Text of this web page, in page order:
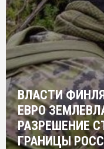
ВЛАСТИ
ЕВРО
РАЗРЕШЕНИЕ
ГРАНИЦЫ